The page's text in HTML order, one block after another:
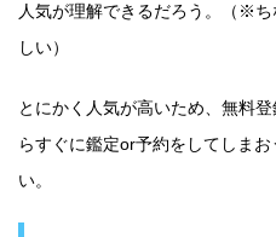
人気が理解できるだろう。（※
しい）
とにかく人気が高いため、無料
らすぐに鑑定or予約をしてしま
い。